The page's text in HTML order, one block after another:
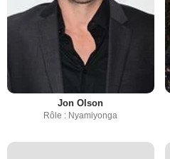
Jon Olson
Rôle : Nyamiyonga